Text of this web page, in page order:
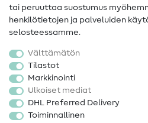
Peruutusoikeus
Suosittu
Kankaat
Ompelutarvikkeet
Ale
tai peruuttaa suostumus
henkilötietojen ja palveluiden
selosteessamme.
Välttämätön
Tilastot
Markkinointi
Ulkoiset mediat
DHL Preferred Delivery
Toiminnallinen